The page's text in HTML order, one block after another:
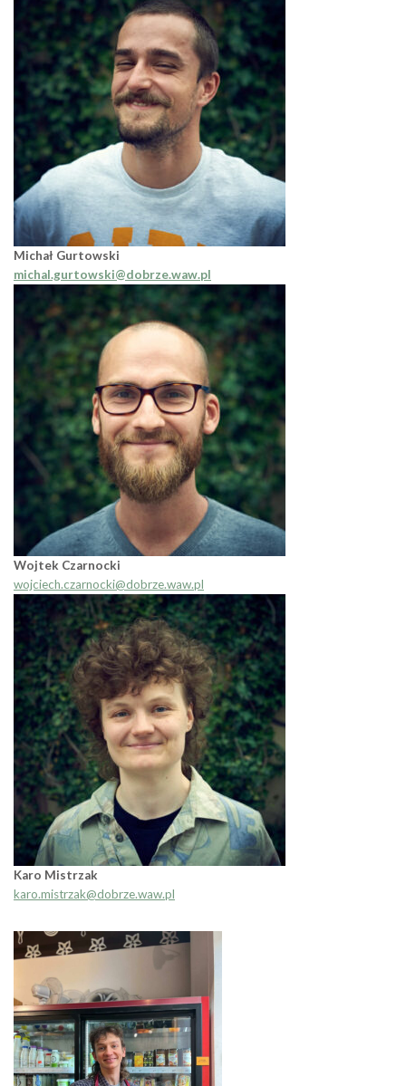
Michał Gurtowski
michal.gurtowski@dobrze.waw.pl
Wojtek Czarnocki
wojciech.czarnocki@dobrze.waw.pl
Karo Mistrzak
karo.mistrzak@dobrze.waw.pl